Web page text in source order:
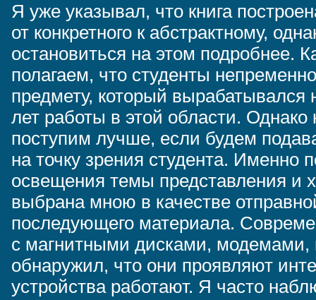
Я уже указывал, что книга
от конкретного к абстрактному,
остановиться на этом подробнее.
полагаем, что студенты
предмету, который вырабатывался
лет работы в этой области.
поступим лучше, если будем
на точку зрения студента. Именно
освещения темы представления и
выбрана мною в качестве
последующего материала.
с магнитными дисками, модемами,
обнаружил, что они проявляют
устройства работают. Я часто